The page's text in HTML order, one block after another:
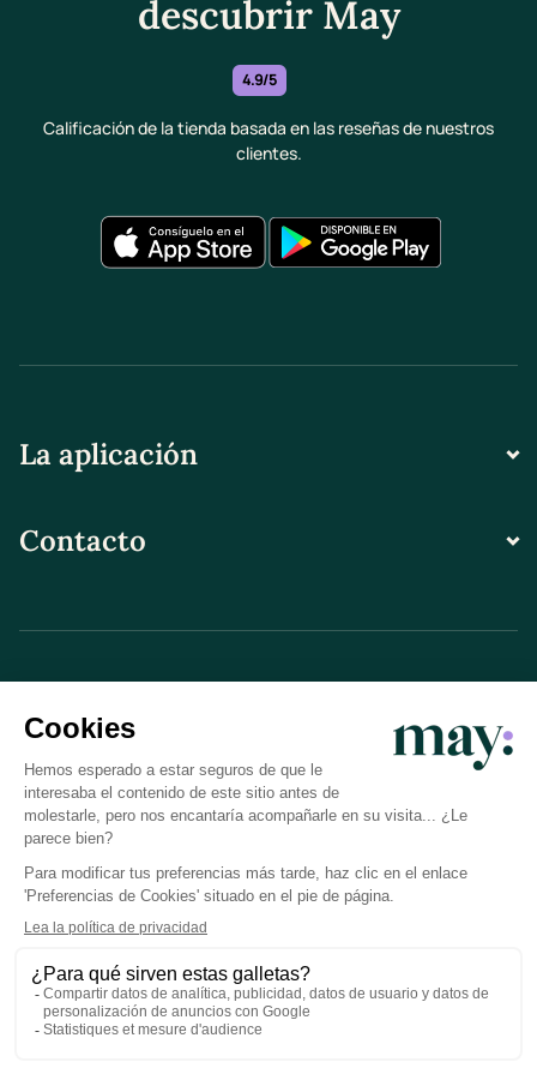
descubrir May
4.9/5
Calificación de la tienda basada en las reseñas de nuestros
clientes.
La aplicación
Contacto
Política de privacidad
Créditos de las fotos